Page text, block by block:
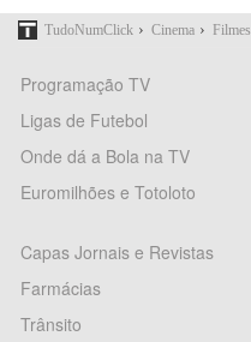
TudoNumClick › Cinema › Filmes
Programação TV
Ligas de Futebol
Onde dá a Bola na TV
Euromilhões e Totoloto
Capas Jornais e Revistas
Farmácias
Trânsito